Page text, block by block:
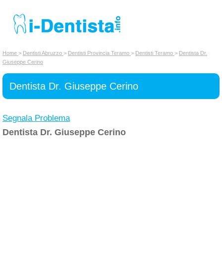
INSERISCI DENTISTA
Chi siamo
Home > Dentisti Abruzzo > Dentisti Provincia Teramo > Dentisti Teramo > Dentista Dr.
Giuseppe Cerino
Dentista Dr. Giuseppe Cerino
Segnala Problema
Dentista Dr. Giuseppe Cerino